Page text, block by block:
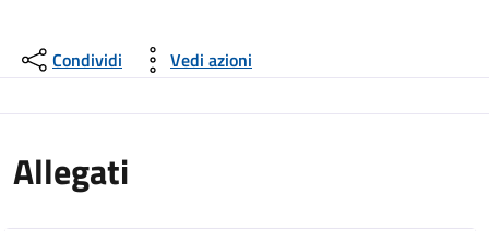
Condividi Vedi azioni
Allegati